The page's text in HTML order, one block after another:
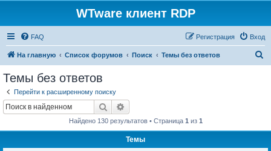
WTware клиент RDP
FAQ Вход
Регистрация
На главную Список форумов Поиск Темы без ответов
Темы без ответов
Перейти к расширенному поиску
Поиск
Найдено 130 результатов • Страница 1 из 1
Темы